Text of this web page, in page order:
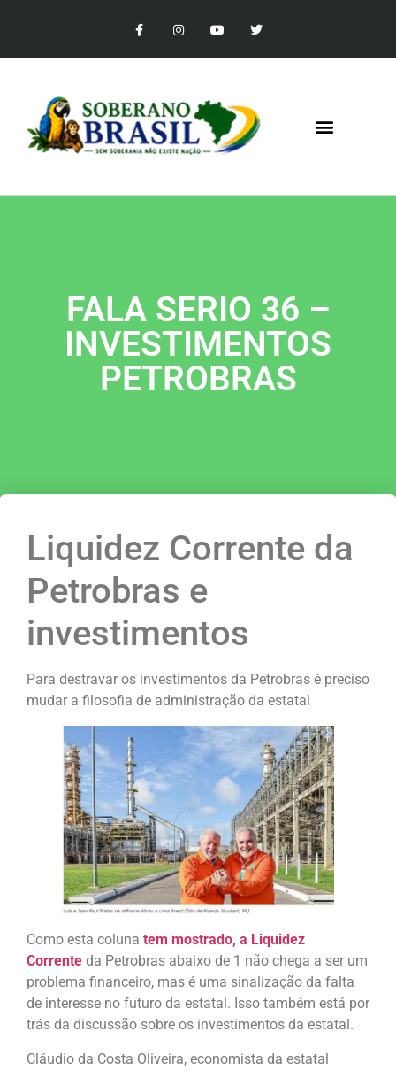
FALA SERIO 36 –
INVESTIMENTOS
PETROBRAS
Liquidez Corrente da
Petrobras e
investimentos
Para destravar os investimentos da Petrobras é preciso
mudar a filosofia de administração da estatal
Como esta coluna tem mostrado, a Liquidez
Corrente da Petrobras abaixo de 1 não chega a ser um
problema financeiro, mas é uma sinalização da falta
de interesse no futuro da estatal. Isso também está por
trás da discussão sobre os investimentos da estatal.
Cláudio da Costa Oliveira, economista da estatal